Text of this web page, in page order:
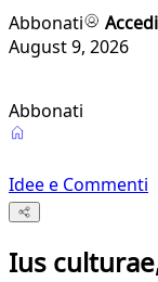
Abbonati
Accedi
August 9, 2026
Abbonati
Idee e Commenti
Ius